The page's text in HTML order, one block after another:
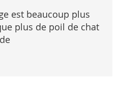
est beaucoup plus
plus de poil de chat